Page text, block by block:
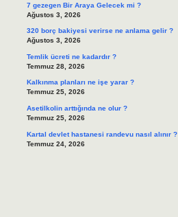
7 gezegen Bir Araya Gelecek mi ?
Ağustos 3, 2026
320 borç bakiyesi verirse ne anlama gelir ?
Ağustos 3, 2026
Temlik ücreti ne kadardır ?
Temmuz 28, 2026
Kalkınma planları ne işe yarar ?
Temmuz 25, 2026
Asetilkolin arttığında ne olur ?
Temmuz 25, 2026
Kartal devlet hastanesi randevu nasıl alınır ?
Temmuz 24, 2026